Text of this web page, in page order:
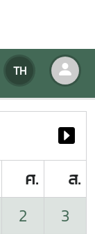
TH
าน
ศ.
ส.
2
3